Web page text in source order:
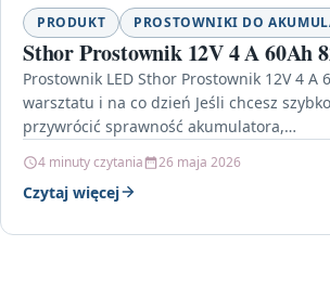
PRODUKT PROSTOWNIKI DO
Sthor Prostownik 12V 4 A 60Ah
Prostownik LED Sthor Prostownik 12V 4 A
warsztatu i na co dzień Jeśli chcesz
przywrócić sprawność akumulatora,…
4 minuty czytania 26 maja 2026
Czytaj więcej